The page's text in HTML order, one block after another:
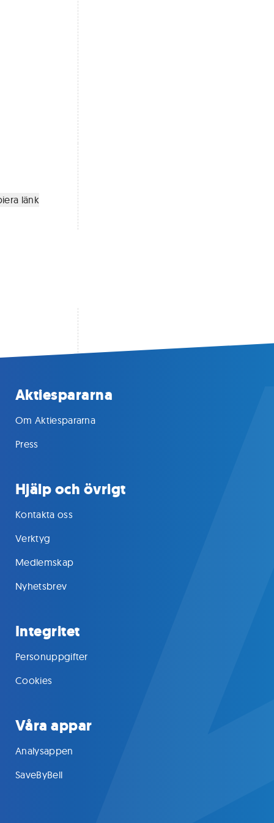
länk
Aktiespararna
Om Aktiespararna
Press
Hjälp och övrigt
Kontakta oss
Verktyg
Medlemskap
Nyhetsbrev
Integritet
Personuppgifter
Cookies
Våra appar
Analysappen
SaveByBell